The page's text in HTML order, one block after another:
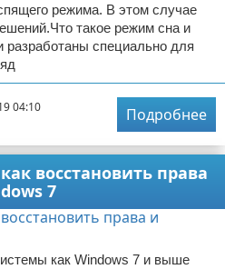
режима. В этом случае
такое режим сна и
специально для
04:10
Подробнее
восстановить права
7
как Windows 7 и выше